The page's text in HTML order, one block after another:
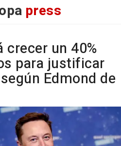
press
crecer un 40%
para justificar
Edmond de